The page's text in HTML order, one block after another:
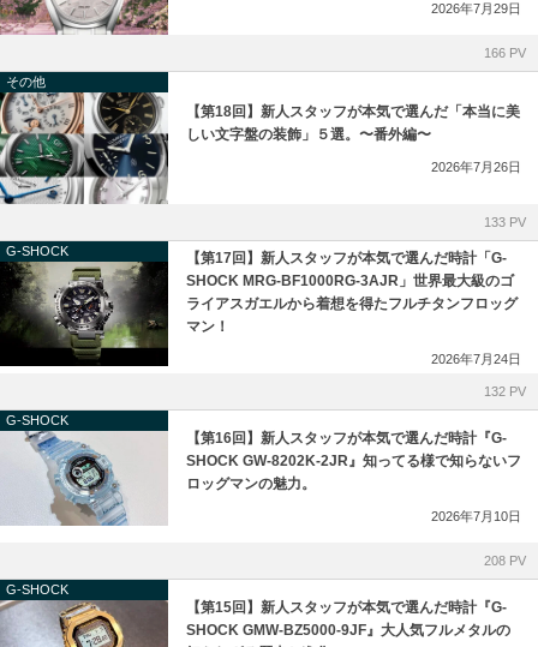
2026年7月29日
166 PV
その他
【第18回】新人スタッフが本気で選んだ「本当に美
しい文字盤の装飾」５選。〜番外編〜
2026年7月26日
133 PV
G-SHOCK
【第17回】新人スタッフが本気で選んだ時計「G-
SHOCK MRG-BF1000RG-3AJR」世界最大級のゴ
ライアスガエルから着想を得たフルチタンフロッグ
マン！
2026年7月24日
132 PV
G-SHOCK
【第16回】新人スタッフが本気で選んだ時計『G-
SHOCK GW-8202K-2JR』知ってる様で知らないフ
ロッグマンの魅力。
2026年7月10日
208 PV
G-SHOCK
【第15回】新人スタッフが本気で選んだ時計『G-
SHOCK GMW-BZ5000-9JF』大人気フルメタルの
LONGINES
MAURICE LACROIX
ORIS
EDOX
NORQAIN
OSSO ITALY
SEIKO